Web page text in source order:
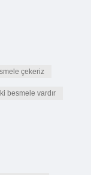
çekeriz
besmele vardır